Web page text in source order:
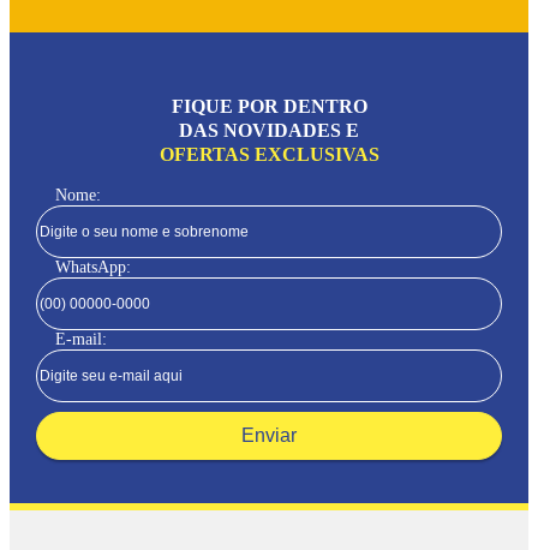
FIQUE POR DENTRO
DAS NOVIDADES E
OFERTAS EXCLUSIVAS
Nome:
WhatsApp:
E-mail:
Enviar